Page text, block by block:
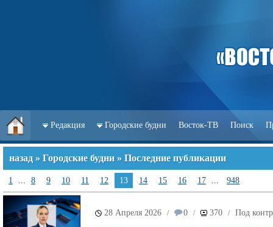
Редакция Городские будни Восток-ТВ Поиск
назад » Городские будни » Последние публикации
1 ... 8 9 10 11 12 13 14 15 16 17 ... 948
28 Апреля 2026 / 0 / 370 / Под